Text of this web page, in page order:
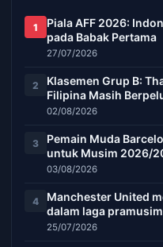
1
Piala AFF 2026:
pada Babak Pertama
27/07/2026
2
Klasemen Grup B:
Filipina Masih
02/08/2026
3
Pemain Muda
untuk Musim 2026/
03/08/2026
4
Manchester United
dalam laga pramusim
25/07/2026